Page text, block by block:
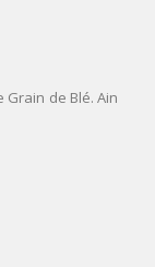
Grain de Blé. Ain